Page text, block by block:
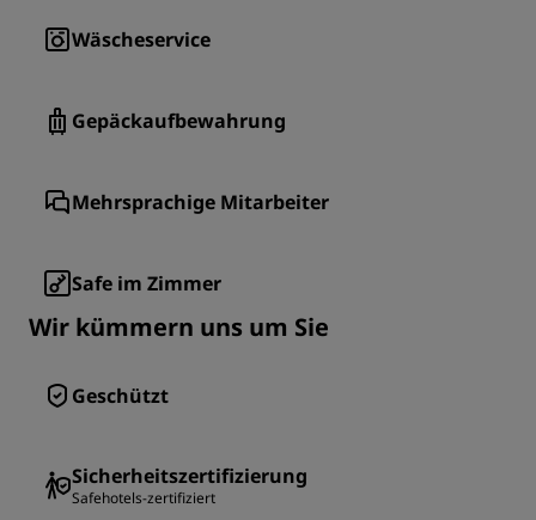
Wäscheservice
Gepäckaufbewahrung
Mehrsprachige Mitarbeiter
Safe im Zimmer
Wir kümmern uns um Sie
Geschützt
Sicherheitszertifizierung
Safehotels-zertifiziert